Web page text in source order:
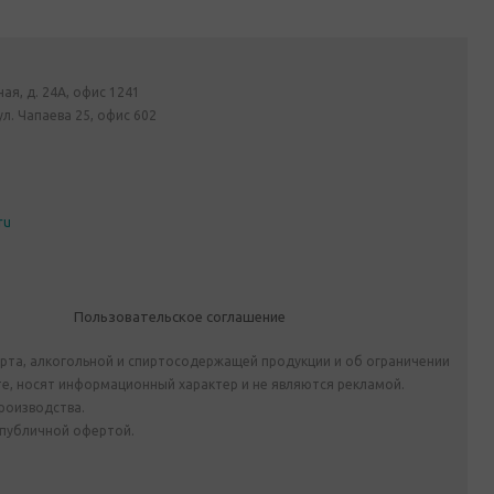
д. 24А, офис 1241
Чапаева 25, офис 602
Пользовательское соглашение
алкогольной и спиртосодержащей продукции и об ограничении
носят информационный характер и не являются рекламой.
офертой.